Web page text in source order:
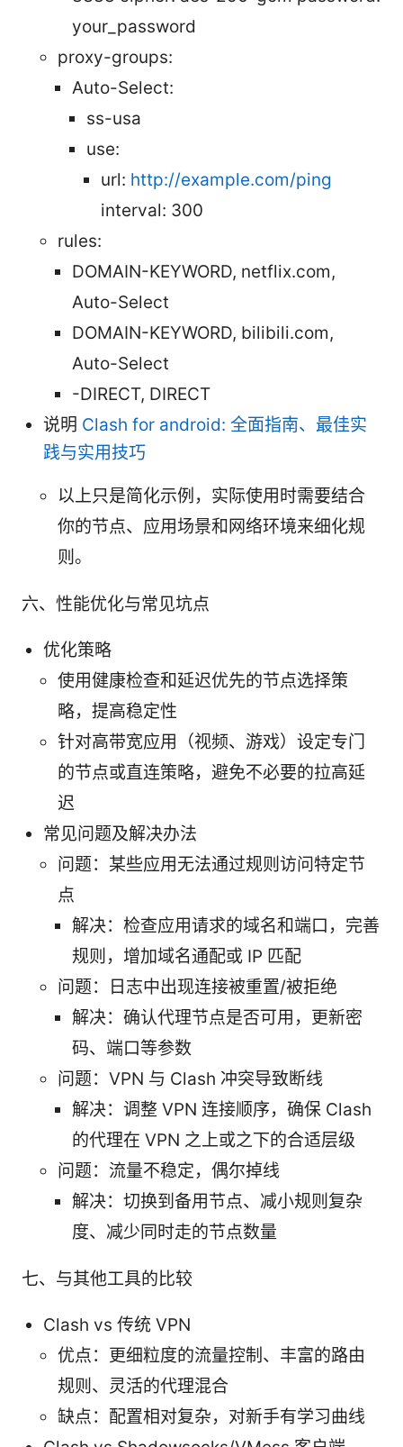
your_password
proxy-groups:
Auto-Select:
ss-usa
use:
url: http://example.com/ping
interval: 300
rules:
DOMAIN-KEYWORD, netflix.com,
Auto-Select
DOMAIN-KEYWORD, bilibili.com,
Auto-Select
-DIRECT, DIRECT
说明 Clash for android: 全面指南、最佳实
践与实用技巧
以上只是简化示例，实际使用时需要结合
你的节点、应用场景和网络环境来细化规
则。
六、性能优化与常见坑点
优化策略
使用健康检查和延迟优先的节点选择策
略，提高稳定性
针对高带宽应用（视频、游戏）设定专门
的节点或直连策略，避免不必要的拉高延
迟
常见问题及解决办法
问题：某些应用无法通过规则访问特定节
点
解决：检查应用请求的域名和端口，完善
规则，增加域名通配或 IP 匹配
问题：日志中出现连接被重置/被拒绝
解决：确认代理节点是否可用，更新密
码、端口等参数
问题：VPN 与 Clash 冲突导致断线
解决：调整 VPN 连接顺序，确保 Clash
的代理在 VPN 之上或之下的合适层级
问题：流量不稳定，偶尔掉线
解决：切换到备用节点、减小规则复杂
度、减少同时走的节点数量
七、与其他工具的比较
Clash vs 传统 VPN
优点：更细粒度的流量控制、丰富的路由
规则、灵活的代理混合
缺点：配置相对复杂，对新手有学习曲线